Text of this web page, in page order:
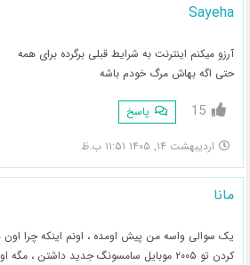
Sayeha
آرزو میکنم اینترنت به شرایط قبلی برگرده برای همه
حتی اگه بهاش مرگ خودم باشه
15 پاسخ
اردیبهشت ۱۴, ۱۴۰۵ ۱۱:۵۱ ب.ظ
مانا
یک سوالی واسه من پیش اومده ، اونم اینکه چرا اون
کردن تو ۲۰۰۵ موبایل سامسونگ جدید داشتن ،